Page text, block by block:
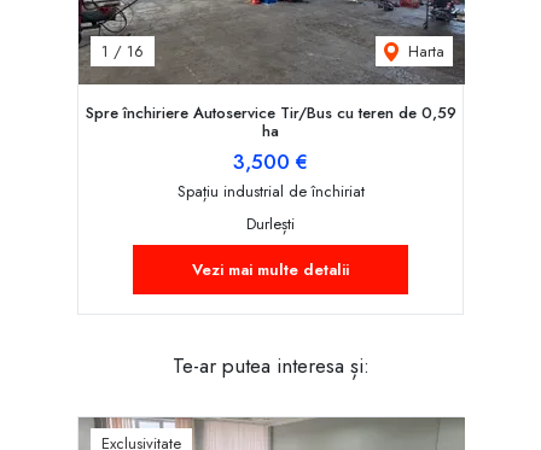
1 / 16 Harta
Spre închiriere Autoservice Tir/Bus cu teren de 0,59
ha
3,500 €
Spațiu industrial de închiriat
Durlești
Vezi mai multe detalii
Te-ar putea interesa și:
Exclusivitate